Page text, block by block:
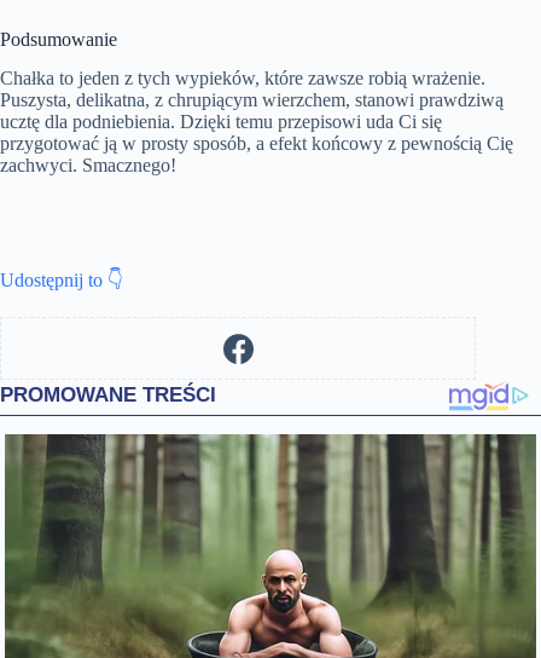
Podsumowanie
Chałka to jeden z tych wypieków, które zawsze robią wrażenie.
Puszysta, delikatna, z chrupiącym wierzchem, stanowi prawdziwą
ucztę dla podniebienia. Dzięki temu przepisowi uda Ci się
przygotować ją w prosty sposób, a efekt końcowy z pewnością Cię
zachwyci. Smacznego!
Udostępnij to 👇